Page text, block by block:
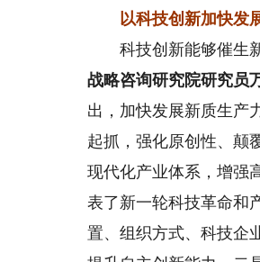
以科技创新加快发
科技创新能够催生新
战略咨询研究院研究员
出，加快发展新质生产
起抓，强化原创性、颠
现代化产业体系，增强
表了新一轮科技革命和
置、组织方式、科技企